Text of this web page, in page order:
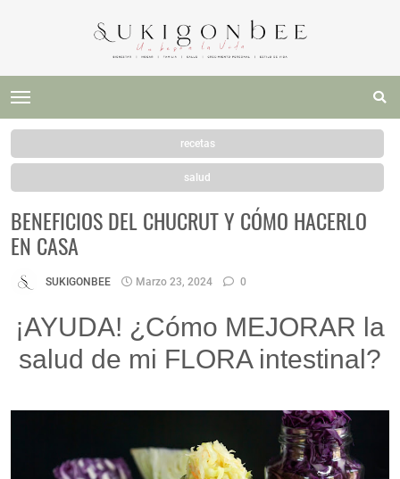
recetas
salud
BENEFICIOS DEL CHUCRUT Y CÓMO HACERLO
EN CASA
SUKIGONBEE Marzo 23, 2024 0
¡AYUDA! ¿Cómo MEJORAR la
salud de mi FLORA intestinal?